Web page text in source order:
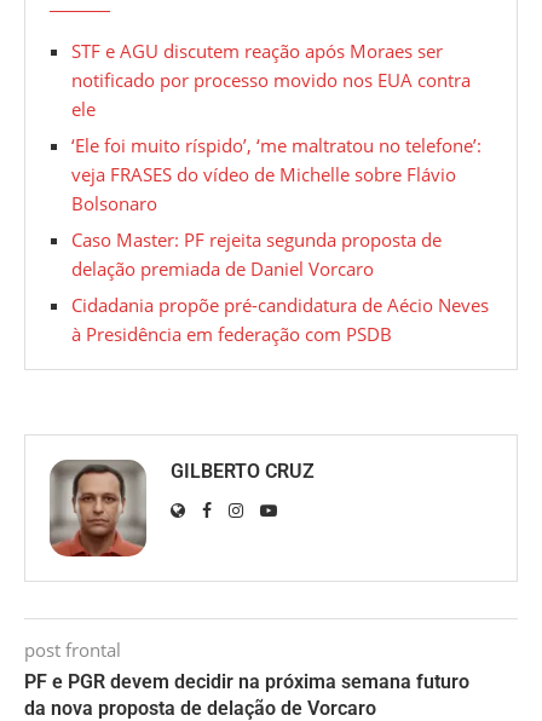
STF e AGU discutem reação após Moraes ser
notificado por processo movido nos EUA contra
ele
‘Ele foi muito ríspido’, ‘me maltratou no telefone’:
veja FRASES do vídeo de Michelle sobre Flávio
Bolsonaro
Caso Master: PF rejeita segunda proposta de
delação premiada de Daniel Vorcaro
Cidadania propõe pré-candidatura de Aécio Neves
à Presidência em federação com PSDB
GILBERTO CRUZ
post frontal
PF e PGR devem decidir na próxima semana futuro
da nova proposta de delação de Vorcaro